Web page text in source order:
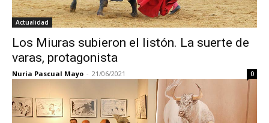
Actualidad
Los Miuras subieron el listón. La suerte de
varas, protagonista
Nuria Pascual Mayo - 21/06/2021 0